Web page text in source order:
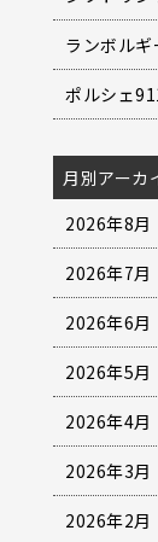
ランボル
ポルシェ
月別アーカ
2026年8月
2026年7月
2026年6月
2026年5月
2026年4月
2026年3月
2026年2月